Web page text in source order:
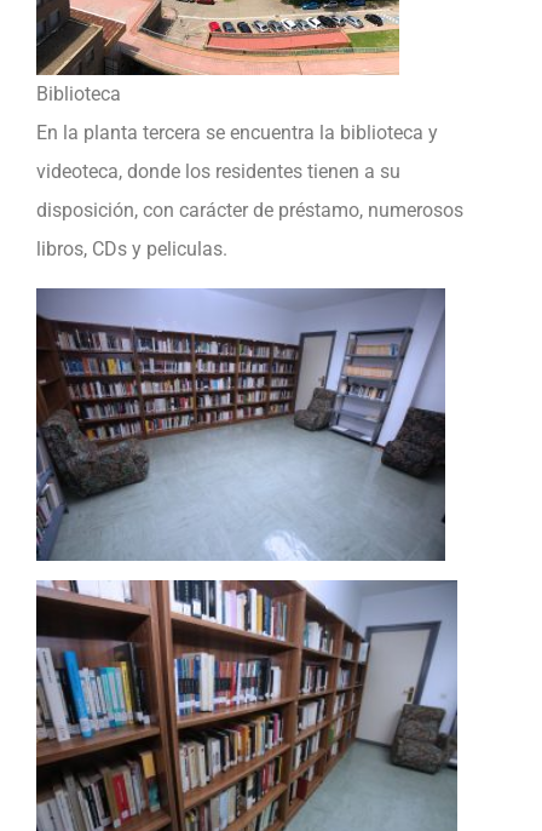
Biblioteca
En la planta tercera se encuentra la biblioteca y
videoteca, donde los residentes tienen a su
disposición, con carácter de préstamo, numerosos
libros, CDs y peliculas.